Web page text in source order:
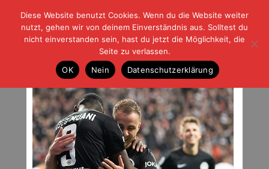
| | |BLOG-GFußball und der Rest
HOME|REGELN|IMPRESSUM |DATENSCHUTZ
Beiträge mit Schlagwort: Dortmund
Diese Website benutzt Cookies. Wenn du die Website weiter
nutzt, gehen wir von deinem Einverständnis aus. Solltest du
nicht einverstanden sein, hast du jetzt die Möglichkeit, die
Seite zu verlassen.
OK
Nein Datenschutzerklärung